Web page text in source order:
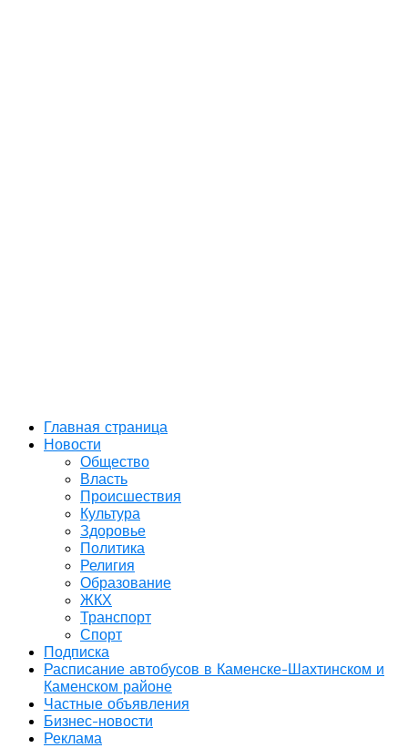
Главная страница
Новости
Общество
Власть
Происшествия
Культура
Здоровье
Политика
Религия
Образование
ЖКХ
Транспорт
Спорт
Подписка
Расписание автобусов в Каменске-Шахтинском и
Каменском районе
Частные объявления
Бизнес-новости
Реклама